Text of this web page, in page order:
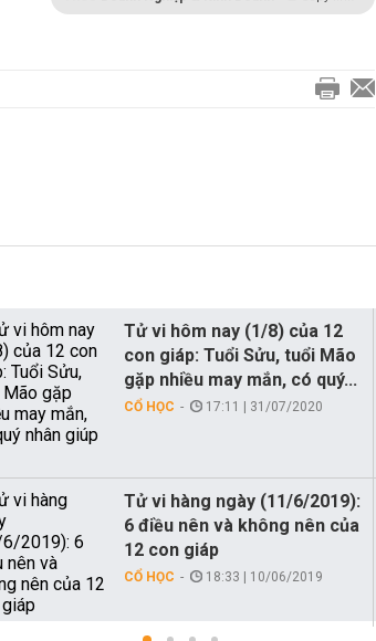
Tử vi hôm nay (1/8) của 12
con giáp: Tuổi Sửu, tuổi Mão
gặp nhiều may mắn, có quý...
CỔ HỌC 17:11 | 31/07/2020
Tử vi hàng ngày (11/6/2019):
6 điều nên và không nên của
12 con giáp
CỔ HỌC 18:33 | 10/06/2019